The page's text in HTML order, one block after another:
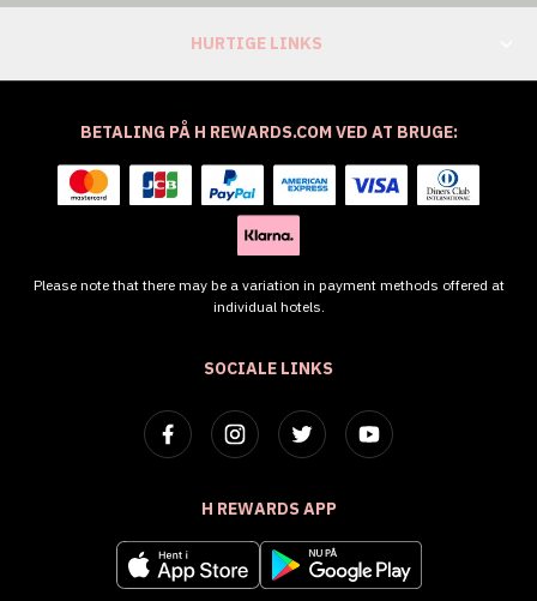
HURTIGE LINKS
SOCIALE LINKS
H REWARDS APP
BETALING PÅ H REWARDS.COM VED AT BRUGE:
Please note that there may be a variation in payment methods offered at
individual hotels.